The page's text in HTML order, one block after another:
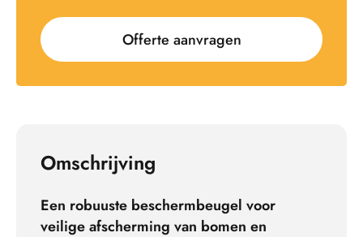
Offerte aanvragen
Omschrijving
Een robuuste beschermbeugel voor
veilige afscherming van bomen en